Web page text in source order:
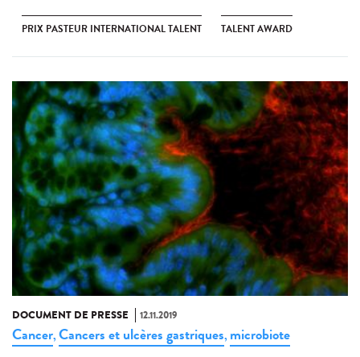
PRIX PASTEUR INTERNATIONAL TALENT TALENT AWARD
DOCUMENT DE PRESSE 12.11.2019
Cancer,Cancers et ulcères gastriques, microbiote